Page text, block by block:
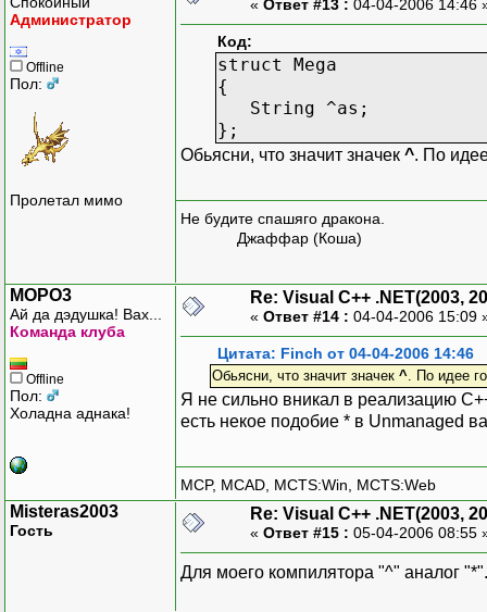
Администратор
Offline
Пол:
Пролетал мимо
« Ответ #13 : 04-04-2006 14:46
Код:
struct Mega
{
String ^as;
};
Обьясни, что значит значек ^. По
Не будите спашяго дракона.
Джаффар (Коша)
MOPO3
Ай да дэдушка! Вах...
Команда клуба
Offline
Пол:
Холадна аднака!
Re: Visual C++ .NET(2003,
« Ответ #14 : 04-04-2006 15:09
Цитата: Finch от 04-04-2006 14:46
Обьясни, что значит значек ^. По идее
Я не сильно вникал в реализацию
есть некое подобие * в Unmanaged
MCP, MCAD, MCTS:Win, MCTS:Web
Misteras2003
Гость
Re: Visual C++ .NET(2003,
« Ответ #15 : 05-04-2006 08:55
Для моего компилятора "^" аналог